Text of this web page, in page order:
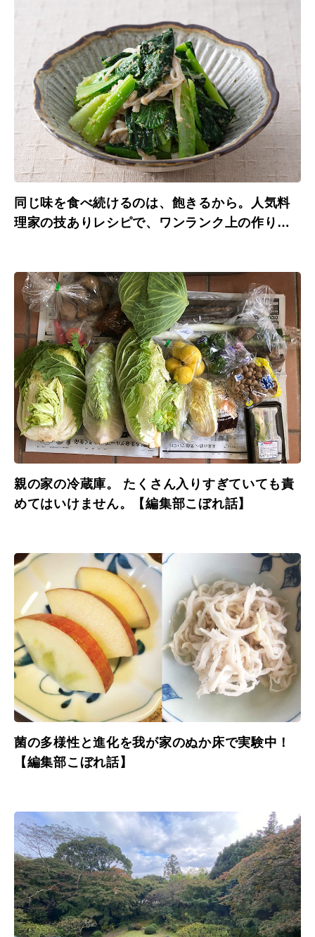
同じ味を食べ続けるのは、飽きるから。人気料
理家の技ありレシピで、ワンランク上の作り置
親の家の冷蔵庫。 たくさん入りすぎていても責
めてはいけません。【編集部こぼれ話】
菌の多様性と進化を我が家のぬか床で実験中！
【編集部こぼれ話】